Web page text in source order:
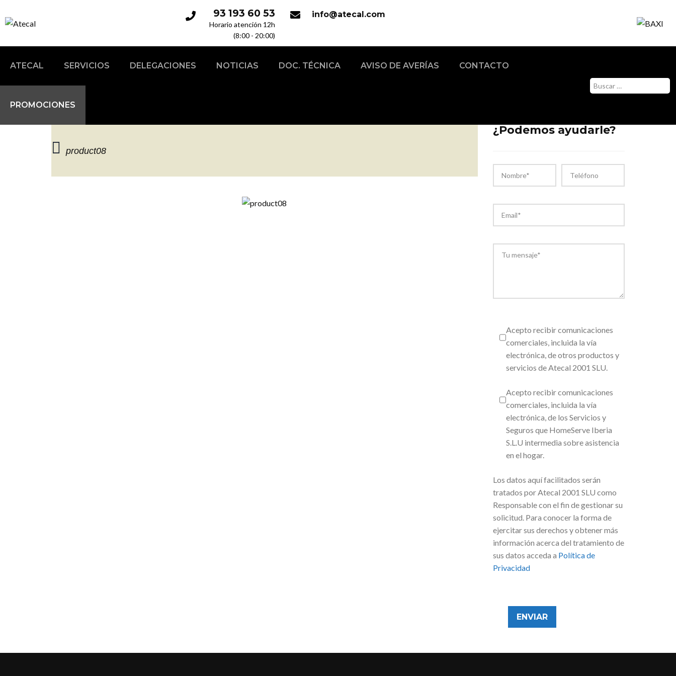
93 193 60 53
Horario atención 12h
(8:00 - 20:00)
info@atecal.com
ATECAL SERVICIOS DELEGACIONES NOTICIAS DOC. TÉCNICA AVISO DE AVERÍAS CONTACTO
PROMOCIONES
product08
¿Podemos ayudarle?
Acepto recibir comunicaciones
comerciales, incluida la vía
electrónica, de otros productos y
servicios de Atecal 2001 SLU.
Acepto recibir comunicaciones
comerciales, incluida la vía
electrónica, de los Servicios y
Seguros que HomeServe Iberia
S.L.U intermedia sobre asistencia
en el hogar.
Los datos aquí facilitados serán
tratados por Atecal 2001 SLU como
Responsable con el fin de gestionar su
solicitud. Para conocer la forma de
ejercitar sus derechos y obtener más
información acerca del tratamiento de
sus datos acceda a Política de
Privacidad